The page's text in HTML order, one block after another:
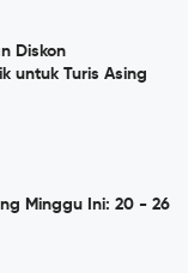
Diskon
untuk Turis Asing
Minggu Ini: 20 - 26